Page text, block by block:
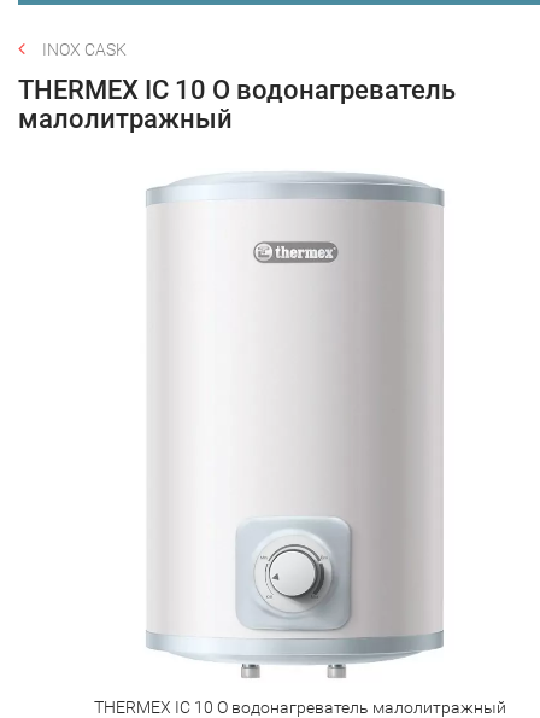
INOX CASK
THERMEX IC 10 O водонагреватель
малолитражный
THERMEX IC 10 O водонагреватель малолитражный